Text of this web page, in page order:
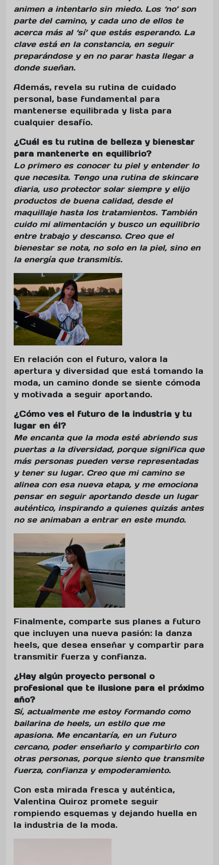
animen a intentarlo sin miedo. Los ‘no’ son
parte del camino, y cada uno de ellos te
acerca más al ‘sí’ que estás esperando. La
clave está en la constancia, en seguir
preparándose y en no parar hasta llegar a
donde sueñan.
Además, revela su rutina de cuidado
personal, base fundamental para
mantenerse equilibrada y lista para
cualquier desafío.
¿Cuál es tu rutina de belleza y bienestar
para mantenerte en equilibrio?
Lo primero es conocer tu piel y entender lo
que necesita. Tengo una rutina de skincare
diaria, uso protector solar siempre y elijo
productos de buena calidad, desde el
maquillaje hasta los tratamientos. También
cuido mi alimentación y busco un equilibrio
entre trabajo y descanso. Creo que el
bienestar se nota, no solo en la piel, sino en
la energía que transmitís.
En relación con el futuro, valora la
apertura y diversidad que está tomando la
moda, un camino donde se siente cómoda
y motivada a seguir aportando.
¿Cómo ves el futuro de la industria y tu
lugar en él?
Me encanta que la moda esté abriendo sus
puertas a la diversidad, porque significa que
más personas pueden verse representadas
y tener su lugar. Creo que mi camino se
alinea con esa nueva etapa, y me emociona
pensar en seguir aportando desde un lugar
auténtico, inspirando a quienes quizás antes
no se animaban a entrar en este mundo.
Finalmente, comparte sus planes a futuro
que incluyen una nueva pasión: la danza
heels, que desea enseñar y compartir para
transmitir fuerza y confianza.
¿Hay algún proyecto personal o
profesional que te ilusione para el próximo
año?
Sí, actualmente me estoy formando como
bailarina de heels, un estilo que me
apasiona. Me encantaría, en un futuro
cercano, poder enseñarlo y compartirlo con
otras personas, porque siento que transmite
fuerza, confianza y empoderamiento.
Con esta mirada fresca y auténtica,
Valentina Quiroz promete seguir
rompiendo esquemas y dejando huella en
la industria de la moda.